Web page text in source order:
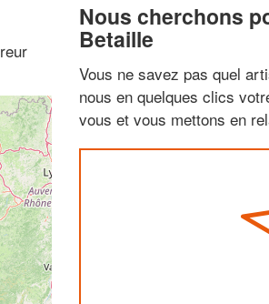
Nous cherchons
Betaille
Vous ne savez pas quel
nous en quelques clics
vous et vous mettons en